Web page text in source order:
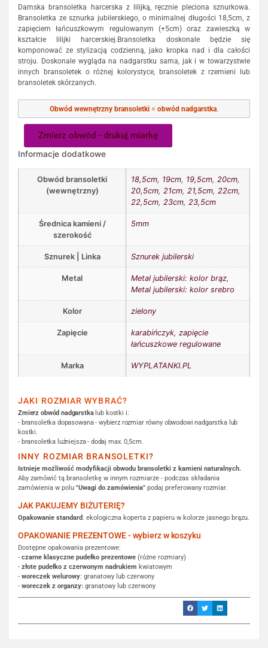
Damska bransoletka harcerska z lilijką, ręcznie pleciona sznurkowa.
Bransoletka ze sznurka jubilerskiego, o minimalnej długości 18,5cm, z
zapięciem łańcuszkowym regulowanym (+5cm) oraz zawieszką w
kształcie lilijki harcerskiej.Bransoletka doskonale będzie się
komponować ze stylizacją codzienną, jako kropka nad i dla całości
stroju. Doskonale wygląda na nadgarstku sama, jak i w towarzystwie
innych bransoletek o różnej kolorystyce, bransoletek z rzemieni lub
bransoletek skórzanych.
Obwód wewnętrzny bransoletki = obwód nadgarstka.
Zmierz obwód - drukuj miarkę
Informacje dodatkowe
Obwód bransoletki
(wewnętrzny)
18,5cm, 19cm, 19,5cm, 20cm,
20,5cm, 21cm, 21,5cm, 22cm,
22,5cm, 23cm, 23,5cm
Średnica kamieni /
szerokość
5mm
Sznurek | Linka Sznurek jubilerski
Metal Metal jubilerski: kolor brąz,
Metal jubilerski: kolor srebro
Kolor zielony
Zapięcie karabińczyk, zapięcie
łańcuszkowe regulowane
Marka WYPLATANKI.PL
JAKI ROZMIAR WYBRAĆ?
Zmierz obwód nadgarstkalub kostki i:
- bransoletka dopasowana - wybierz rozmiar równy obwodowi nadgarstka lub
kostki.
- bransoletka luźniejsza - dodaj max. 0,5cm.
INNY ROZMIAR BRANSOLETKI?
Istnieje możliwość modyfikacji obwodu bransoletki z kamieni naturalnych.
Aby zamówić tą bransoletkę w innym rozmiarze - podczas składania
zamówienia w polu "Uwagi do zamówienia" podaj preferowany rozmiar.
JAK PAKUJEMY BIŻUTERIĘ?
Opakowanie standard: ekologiczna koperta z papieru w kolorze jasnego brązu.
OPAKOWANIE PREZENTOWE - wybierz w koszyku
Dostępne opakowania prezentowe:
- czarne klasyczne pudełko prezentowe (różne rozmiary)
- złote pudełko z czerwonym nadrukiem kwiatowym
- woreczek welurowy: granatowy lub czerwony
- woreczek z organzy: granatowy lub czerwony